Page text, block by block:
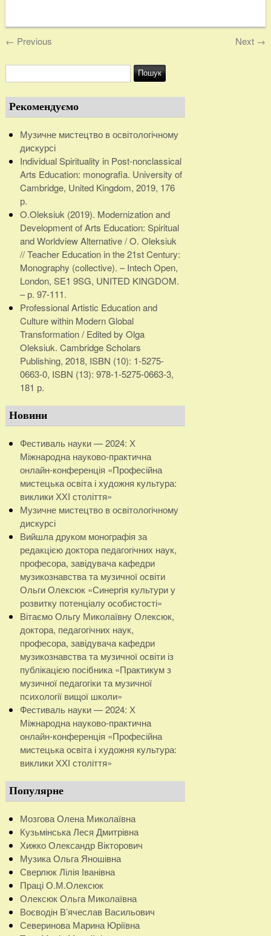
← Previous Next →
Рекомендуємо
Музичне мистецтво в освітологічному
дискурсі
Individual Spirituality in Post-nonclassical
Arts Education: monografia. University of
Cambridge, United Kingdom, 2019, 176
р.
O.Oleksiuk (2019). Modernization and
Development of Arts Education: Spiritual
and Worldview Alternative / O. Oleksiuk
// Teacher Education in the 21st Century:
Monography (collective). – Intech Open,
London, SE1 9SG, UNITED KINGDOM.
– р. 97-111.
Professional Artistic Education and
Culture within Modern Global
Transformation / Edited by Olga
Oleksiuk. Cambridge Scholars
Publishing, 2018, ISBN (10): 1-5275-
0663-0, ISBN (13): 978-1-5275-0663-3,
181 р.
Новини
Фестиваль науки — 2024: Х
Міжнародна науково-практична
онлайн-конференція «Професійна
мистецька освіта і художня культура:
виклики ХХІ століття»
Музичне мистецтво в освітологічному
дискурсі
Вийшла друком монографія за
редакцією доктора педагогічних наук,
професора, завідувача кафедри
музикознавства та музичної освіти
Ольги Олексюк «Синергія культури у
розвитку потенціалу особистості»
Вітаємо Ольгу Миколаївну Олексюк,
доктора, педагогічних наук,
професора, завідувача кафедри
музикознавства та музичної освіти із
публікацією посібника «Практикум з
музичної педагогіки та музичної
психології вищої школи»
Фестиваль науки — 2024: Х
Міжнародна науково-практична
онлайн-конференція «Професійна
мистецька освіта і художня культура:
виклики ХХІ століття»
Популярне
Мозгова Олена Миколаївна
Кузьмінська Леся Дмитрівна
Хижко Олександр Вікторович
Музика Ольга Яношівна
Сверлюк Лілія Іванівна
Праці О.М.Олексюк
Олексюк Ольга Миколаївна
Воєводін В’ячеслав Васильович
Северинова Марина Юріївна